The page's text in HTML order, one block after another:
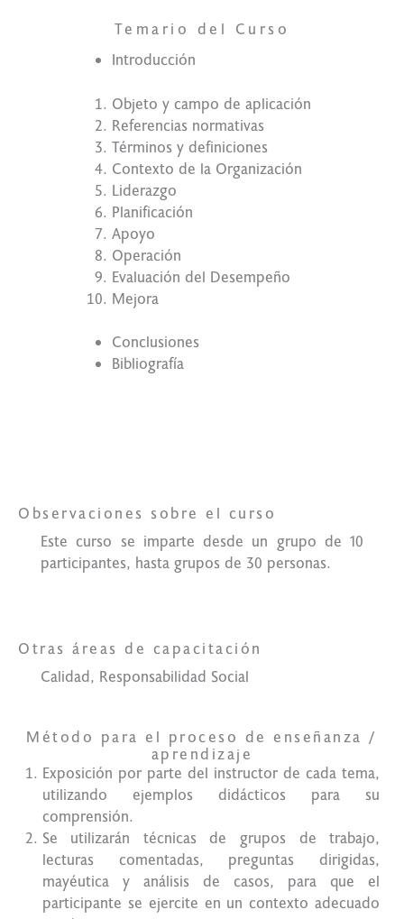
opción
Temario del Curso
Introducción
Objeto y campo de aplicación
Referencias normativas
Términos y definiciones
Contexto de la Organización
Liderazgo
Planificación
Apoyo
Operación
Evaluación del Desempeño
Mejora
Conclusiones
Bibliografía
necesitas
Observaciones sobre el curso
Este curso se imparte desde un grupo de 10
participantes, hasta grupos de 30 personas.
Otras áreas de capacitación
Calidad, Responsabilidad Social
Método para el proceso de enseñanza /
aprendizaje
Exposición por parte del instructor de cada tema,
utilizando ejemplos didácticos para su
comprensión.
Se utilizarán técnicas de grupos de trabajo,
lecturas comentadas, preguntas dirigidas,
mayéutica y análisis de casos, para que el
participante se ejercite en un contexto adecuado